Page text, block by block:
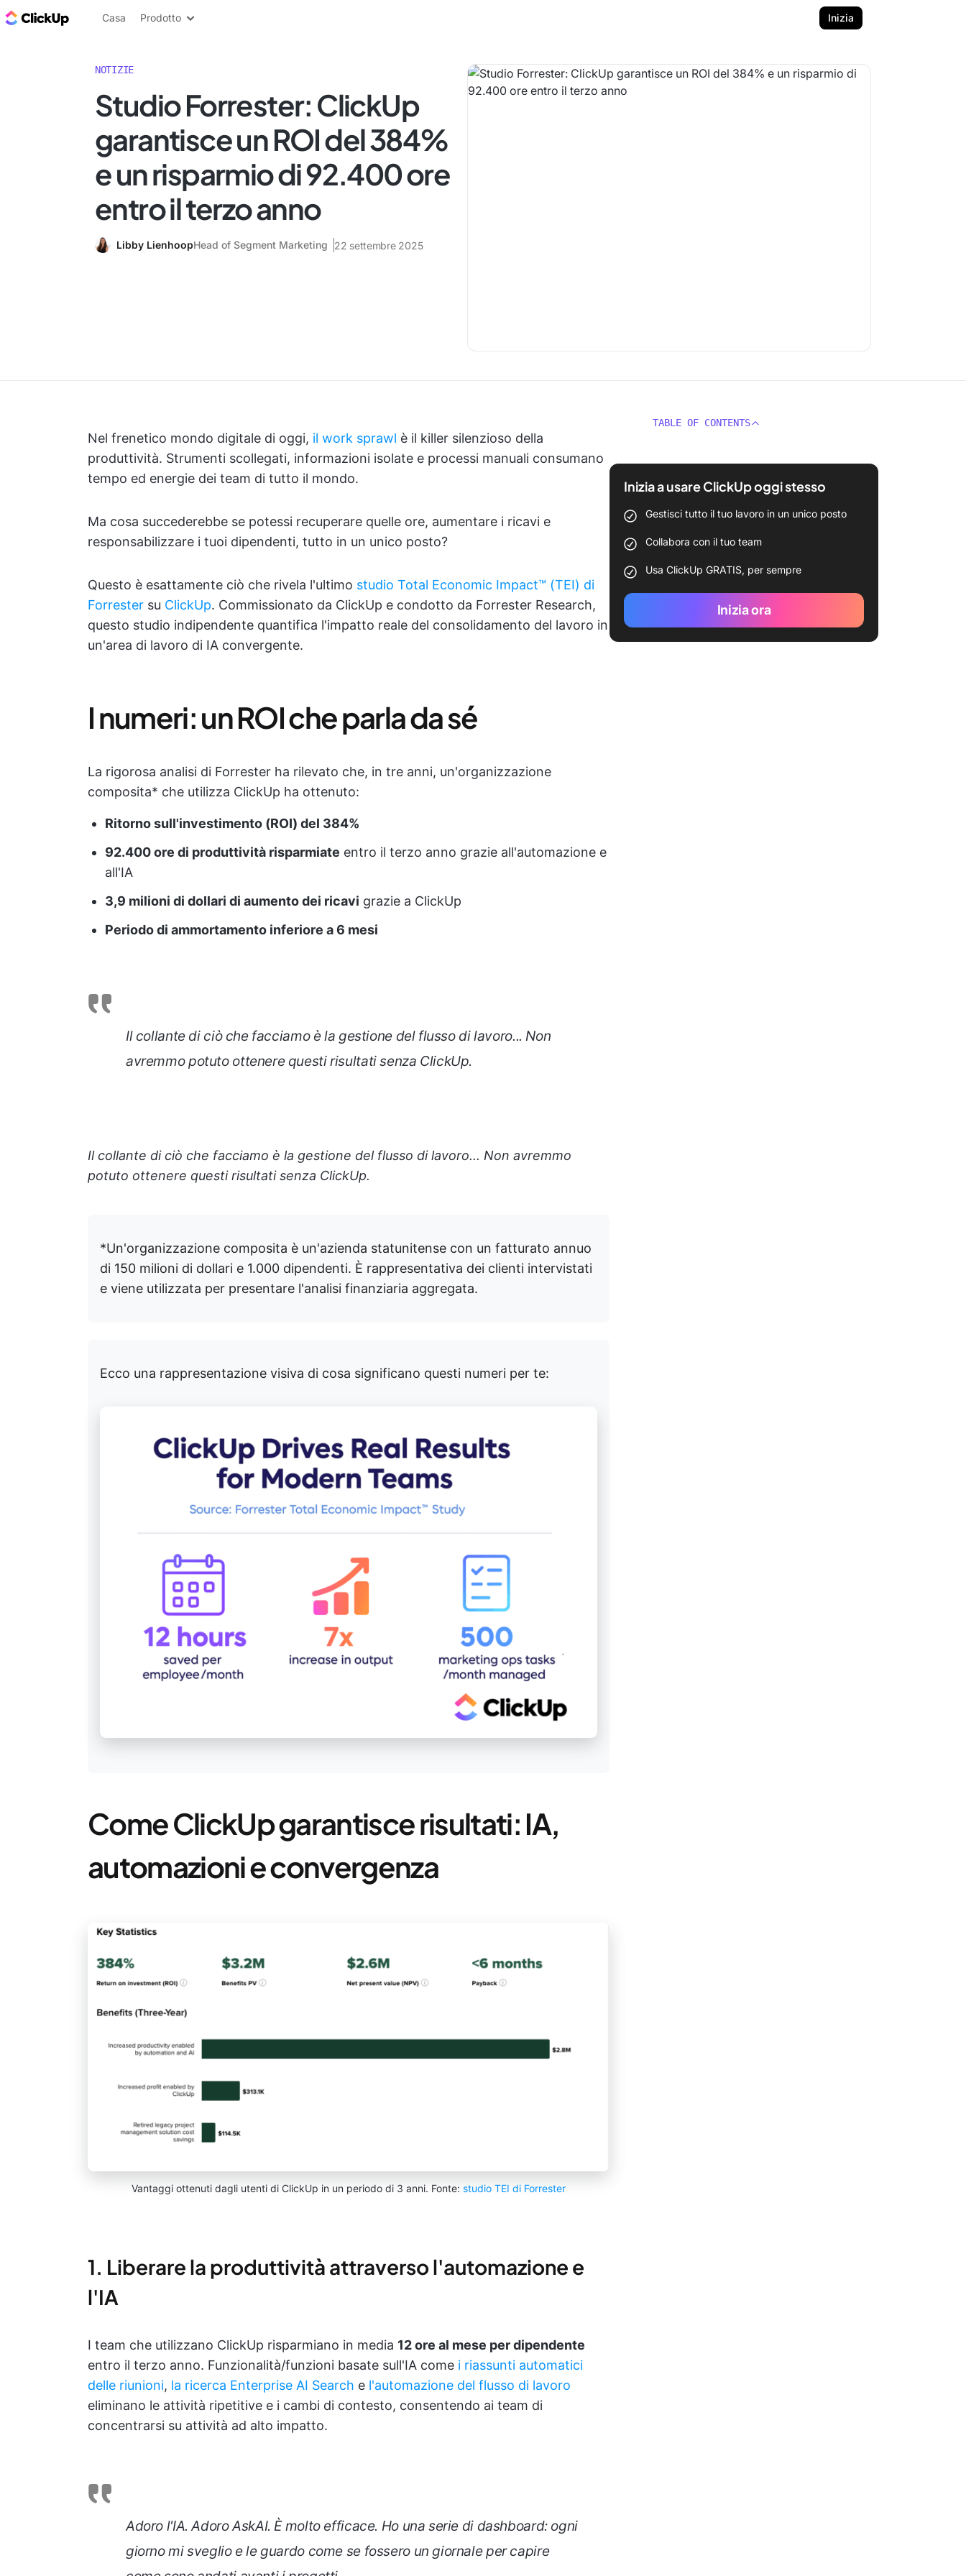
Blog di ClickUp
Casa Prodotto Inizia
NOTIZIE
Studio Forrester: ClickUp
garantisce un ROI del 384%
e un risparmio di 92.400 ore
entro il terzo anno
Libby LienhoopHead of Segment Marketing 22 settembre 2025
Nel frenetico mondo digitale di oggi, il work sprawl è il killer silenzioso della
produttività. Strumenti scollegati, informazioni isolate e processi manuali consumano
tempo ed energie dei team di tutto il mondo.
Ma cosa succederebbe se potessi recuperare quelle ore, aumentare i ricavi e
responsabilizzare i tuoi dipendenti, tutto in un unico posto?
Questo è esattamente ciò che rivela l'ultimo studio Total Economic Impact™ (TEI) di
Forrester su ClickUp. Commissionato da ClickUp e condotto da Forrester Research,
questo studio indipendente quantifica l'impatto reale del consolidamento del lavoro in
un'area di lavoro di IA convergente.
I numeri: un ROI che parla da sé
La rigorosa analisi di Forrester ha rilevato che, in tre anni, un'organizzazione
composita* che utilizza ClickUp ha ottenuto:
Ritorno sull'investimento (ROI) del 384%
92.400 ore di produttività risparmiate entro il terzo anno grazie all'automazione e
all'IA
3,9 milioni di dollari di aumento dei ricavi grazie a ClickUp
Periodo di ammortamento inferiore a 6 mesi
Il collante di ciò che facciamo è la gestione del flusso di lavoro... Non
avremmo potuto ottenere questi risultati senza ClickUp.
Il collante di ciò che facciamo è la gestione del flusso di lavoro... Non avremmo
potuto ottenere questi risultati senza ClickUp.
*Un'organizzazione composita è un'azienda statunitense con un fatturato annuo
di 150 milioni di dollari e 1.000 dipendenti. È rappresentativa dei clienti intervistati
e viene utilizzata per presentare l'analisi finanziaria aggregata.
Ecco una rappresentazione visiva di cosa significano questi numeri per te:
Come ClickUp garantisce risultati: IA,
automazioni e convergenza
Vantaggi ottenuti dagli utenti di ClickUp in un periodo di 3 anni. Fonte: studio TEI di Forrester
1. Liberare la produttività attraverso l'automazione e
l'IA
I team che utilizzano ClickUp risparmiano in media 12 ore al mese per dipendente
entro il terzo anno. Funzionalità/funzioni basate sull'IA come i riassunti automatici
delle riunioni, la ricerca Enterprise AI Search e l'automazione del flusso di lavoro
eliminano le attività ripetitive e i cambi di contesto, consentendo ai team di
concentrarsi su attività ad alto impatto.
Adoro l'IA. Adoro AskAI. È molto efficace. Ho una serie di dashboard: ogni
giorno mi sveglio e le guardo come se fossero un giornale per capire
TABLE OF CONTENTS
Inizia a usare ClickUp oggi stesso
Gestisci tutto il tuo lavoro in un unico posto
Collabora con il tuo team
Usa ClickUp GRATIS, per sempre
Inizia ora